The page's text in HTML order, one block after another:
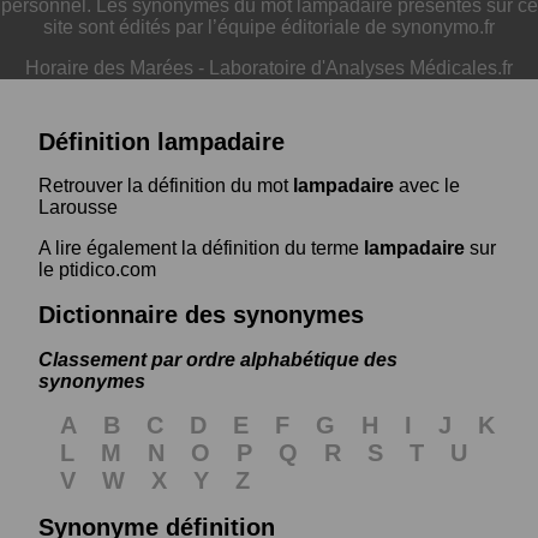
personnel. Les synonymes du mot lampadaire présentés sur ce
site sont édités par l’équipe éditoriale de synonymo.fr
Horaire des Marées - Laboratoire d'Analyses Médicales.fr
Définition lampadaire
Retrouver la définition du mot lampadaire avec le
Larousse
A lire également la définition du terme lampadaire sur
le ptidico.com
Dictionnaire des synonymes
Classement par ordre alphabétique des
synonymes
A B C D E F G H I J
K
L
M N O P Q R S T
U
V
W X Y
Z
Synonyme définition